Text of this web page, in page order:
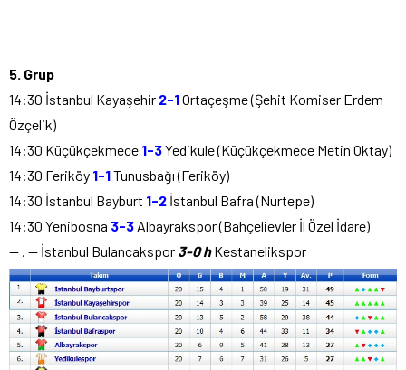
5. Grup
14:30 İstanbul Kayaşehir 2-1Ortaçeşme (Şehit Komiser Erdem
Özçelik)
14:30 Küçükçekmece 1-3Yedikule (Küçükçekmece Metin Oktay)
14:30 Feriköy 1-1Tunusbağı (Feriköy)
14:30 İstanbul Bayburt 1-2 İstanbul Bafra (Nurtepe)
14:30 Yenibosna 3-3 Albayrakspor (Bahçelievler İl Özel İdare)
— . — İstanbul Bulancakspor 3-0 hKestanelikspor